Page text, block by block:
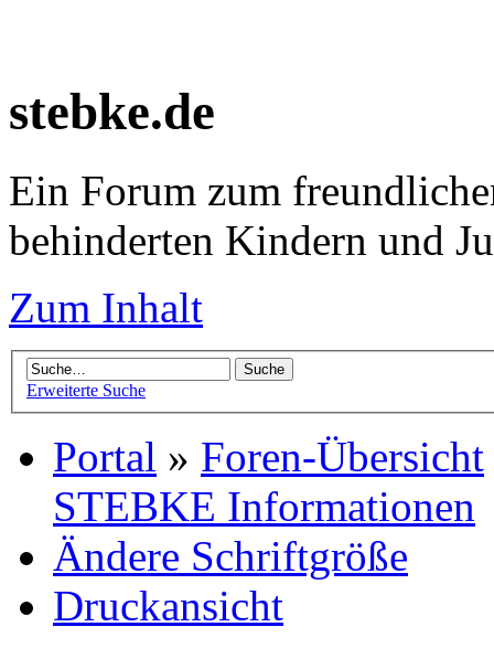
stebke.de
Ein Forum zum
behinderten Kindern und
Zum Inhalt
Erweiterte Suche
Portal » Foren-Übersicht
STEBKE Informationen
Ändere Schriftgröße
Druckansicht